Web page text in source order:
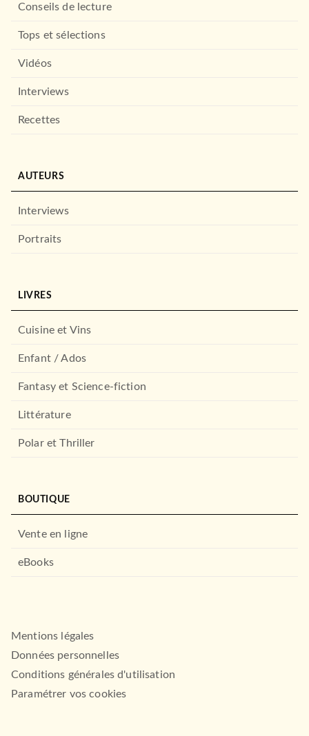
Conseils de lecture
Tops et sélections
Vidéos
Interviews
Recettes
AUTEURS
Interviews
Portraits
LIVRES
Cuisine et Vins
Enfant / Ados
Fantasy et Science-fiction
Littérature
Polar et Thriller
BOUTIQUE
Vente en ligne
eBooks
Mentions légales
Données personnelles
Conditions générales d'utilisation
Paramétrer vos cookies